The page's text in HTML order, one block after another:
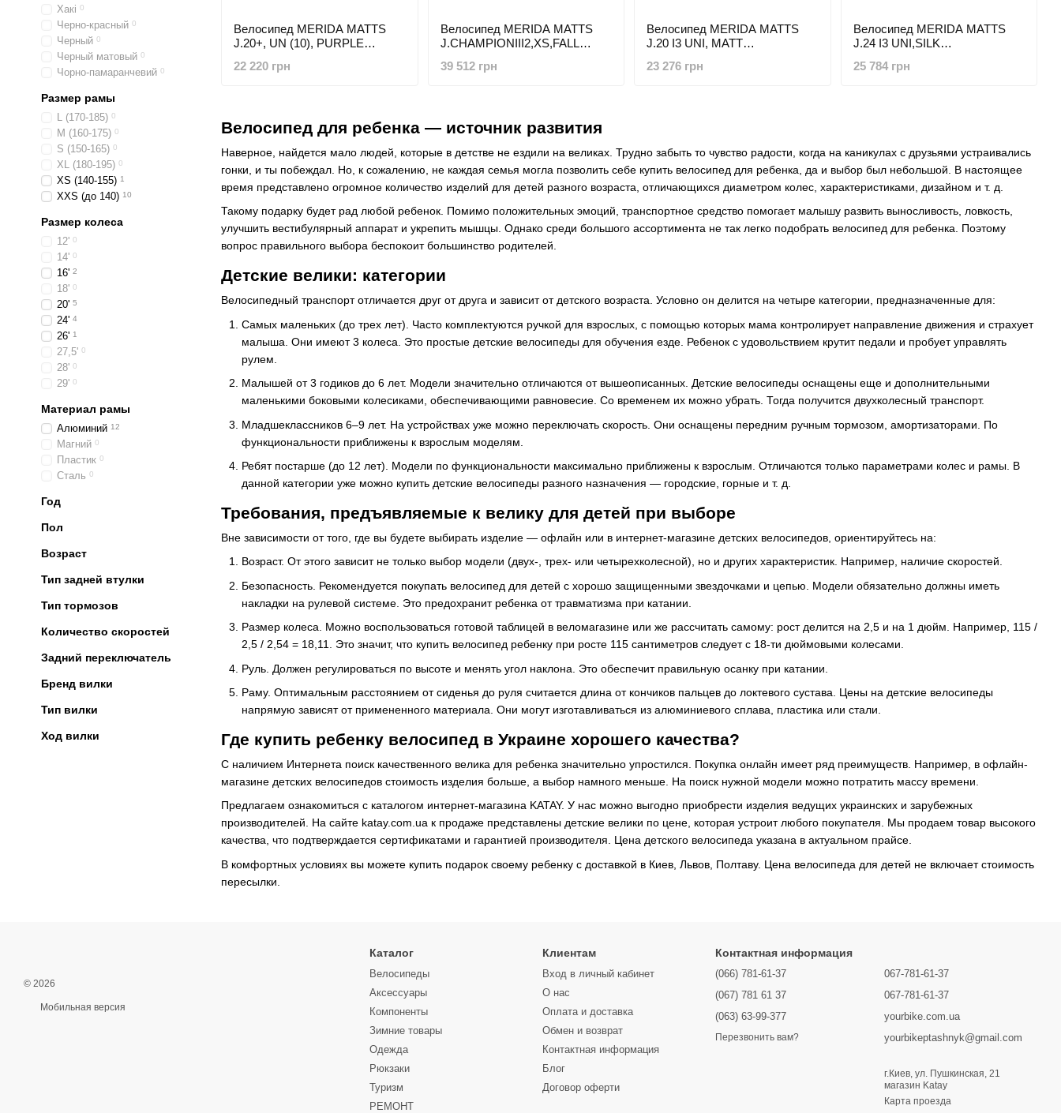
Велосипед для ребенка — источник развития
Наверное, найдется мало людей, которые в детстве не ездили на великах. Трудно забыть то чувство радости, когда на каникулах с друзьями устраивались
гонки, и ты побеждал. Но, к сожалению, не каждая семья могла позволить себе купить велосипед для ребенка, да и выбор был небольшой. В настоящее
время представлено огромное количество изделий для детей разного возраста, отличающихся диаметром колес, характеристиками, дизайном и т. д.
Такому подарку будет рад любой ребенок. Помимо положительных эмоций, транспортное средство помогает малышу развить выносливость, ловкость,
улучшить вестибулярный аппарат и укрепить мышцы. Однако среди большого ассортимента не так легко подобрать велосипед для ребенка. Поэтому
вопрос правильного выбора беспокоит большинство родителей.
Детские велики: категории
Велосипедный транспорт отличается друг от друга и зависит от детского возраста. Условно он делится на четыре категории, предназначенные для:
Самых маленьких (до трех лет). Часто комплектуются ручкой для взрослых, с помощью которых мама контролирует направление движения и страхует
малыша. Они имеют 3 колеса. Это простые детские велосипеды для обучения езде. Ребенок с удовольствием крутит педали и пробует управлять
рулем.
Малышей от 3 годиков до 6 лет. Модели значительно отличаются от вышеописанных. Детские велосипеды оснащены еще и дополнительными
маленькими боковыми колесиками, обеспечивающими равновесие. Со временем их можно убрать. Тогда получится двухколесный транспорт.
Младшеклассников 6–9 лет. На устройствах уже можно переключать скорость. Они оснащены передним ручным тормозом, амортизаторами. По
функциональности приближены к взрослым моделям.
Ребят постарше (до 12 лет). Модели по функциональности максимально приближены к взрослым. Отличаются только параметрами колес и рамы. В
данной категории уже можно купить детские велосипеды разного назначения — городские, горные и т. д.
Требования, предъявляемые к велику для детей при выборе
Вне зависимости от того, где вы будете выбирать изделие — офлайн или в интернет-магазине детских велосипедов, ориентируйтесь на:
Возраст. От этого зависит не только выбор модели (двух-, трех- или четырехколесной), но и других характеристик. Например, наличие скоростей.
Безопасность. Рекомендуется покупать велосипед для детей с хорошо защищенными звездочками и цепью. Модели обязательно должны иметь
накладки на рулевой системе. Это предохранит ребенка от травматизма при катании.
Размер колеса. Можно воспользоваться готовой таблицей в веломагазине или же рассчитать самому: рост делится на 2,5 и на 1 дюйм. Например, 115 /
2,5 / 2,54 = 18,11. Это значит, что купить велосипед ребенку при росте 115 сантиметров следует с 18-ти дюймовыми колесами.
Руль. Должен регулироваться по высоте и менять угол наклона. Это обеспечит правильную осанку при катании.
Раму. Оптимальным расстоянием от сиденья до руля считается длина от кончиков пальцев до локтевого сустава. Цены на детские велосипеды
напрямую зависят от примененного материала. Они могут изготавливаться из алюминиевого сплава, пластика или стали.
Где купить ребенку велосипед в Украине хорошего качества?
С наличием Интернета поиск качественного велика для ребенка значительно упростился. Покупка онлайн имеет ряд преимуществ. Например, в офлайн-
магазине детских велосипедов стоимость изделия больше, а выбор намного меньше. На поиск нужной модели можно потратить массу времени.
Предлагаем ознакомиться с каталогом интернет-магазина KATAY. У нас можно выгодно приобрести изделия ведущих украинских и зарубежных
производителей. На сайте katay.com.ua к продаже представлены детские велики по цене, которая устроит любого покупателя. Мы продаем товар высокого
качества, что подтверждается сертификатами и гарантией производителя. Цена детского велосипеда указана в актуальном прайсе.
В комфортных условиях вы можете купить подарок своему ребенку с доставкой в Киев, Львов, Полтаву. Цена велосипеда для детей не включает стоимость
пересылки.
Велосипед MERIDA MATTS
J.20+, UN (10), PURPLE
22 220 грн
Велосипед MERIDA MATTS
J.CHAMPIONIII2,XS,FALL
39 512 грн
Велосипед MERIDA MATTS
J.20 I3 UNI, MATT
23 276 грн
Велосипед MERIDA MATTS
J.24 I3 UNI,SILK
25 784 грн
Хакі 0
Черно-красный 0
Черный 0
Черный матовый 0
Чорно-памаранчевий 0
Размер рамы
L (170-185) 0
M (160-175) 0
S (150-165) 0
XL (180-195) 0
XS (140-155) 1
XXS (до 140) 10
Размер колеса
12' 0
14' 0
16' 2
18' 0
20' 5
24' 4
26' 1
27,5' 0
28' 0
29' 0
Материал рамы
Алюминий 12
Магний 0
Пластик 0
Сталь 0
Год
Пол
Возраст
Тип задней втулки
Тип тормозов
Количество скоростей
Задний переключатель
Бренд вилки
Тип вилки
Ход вилки
© 2026
Мобильная версия
Каталог
Велосипеды
Аксессуары
Компоненты
Зимние товары
Одежда
Рюкзаки
Туризм
РЕМОНТ
Клиентам
Вход в личный кабинет
О нас
Оплата и доставка
Обмен и возврат
Контактная информация
Блог
Договор оферти
Контактная информация
(066) 781-61-37
(067) 781 61 37
(063) 63-99-377
Перезвонить вам?
067-781-61-37
067-781-61-37
yourbike.com.ua
yourbikeptashnyk@gmail.com
г.Киев, ул. Пушкинская, 21
магазин Katay
Карта проезда